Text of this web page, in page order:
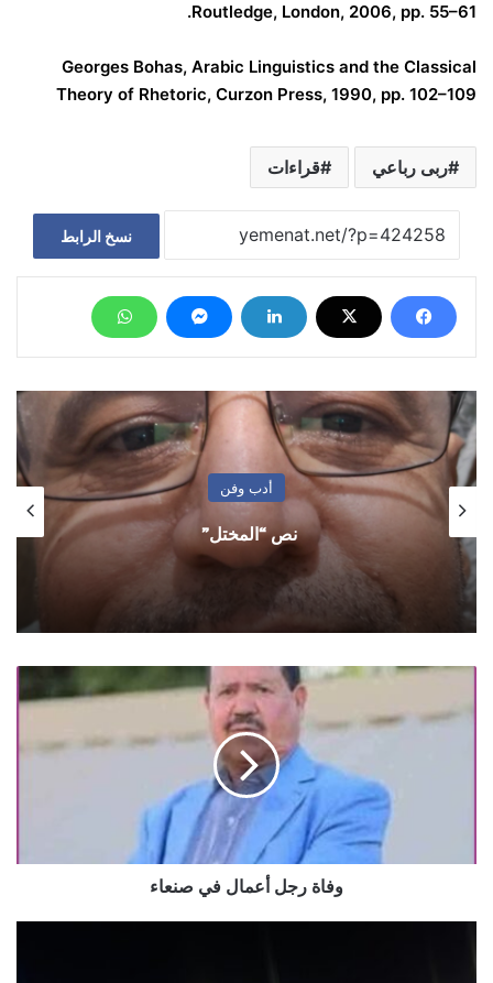
Routledge, London, 2006, pp. 55–61.
Georges Bohas, Arabic Linguistics and the Classical
Theory of Rhetoric, Curzon Press, 1990, pp. 102–109
ربى رباعي قراءات
نسخ الرابط
أدب وفن
نص “المختل”
وفاة
أعمال
وفاة رجل أعمال في صنعاء